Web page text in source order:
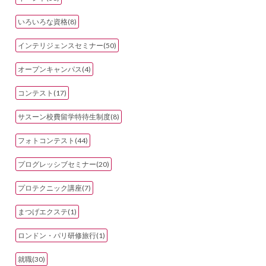
いろいろな資格(8)
インテリジェンスセミナー(50)
オープンキャンパス(4)
コンテスト(17)
サスーン校費留学特待生制度(8)
フォトコンテスト(44)
プログレッシブセミナー(20)
プロテクニック講座(7)
まつげエクステ(1)
ロンドン・パリ研修旅行(1)
就職(30)